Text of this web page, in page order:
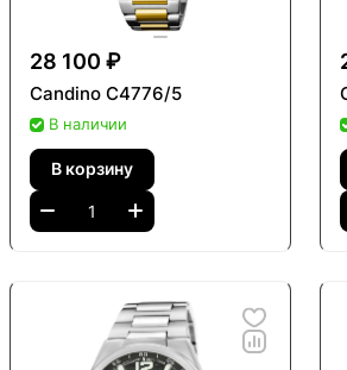
Candino — это
за высококачественные
60 странах.
28 100 ₽
Candino C4776/5
В наличии
В корзину